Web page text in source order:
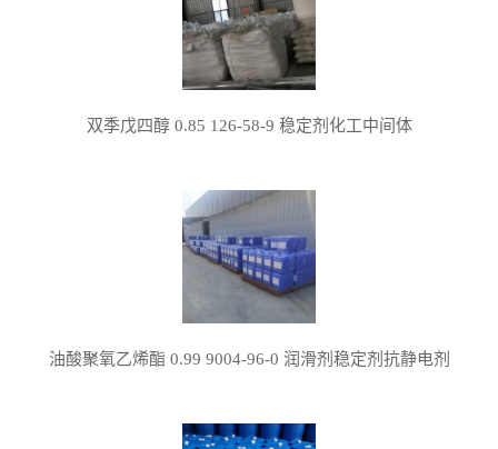
双季戊四醇 0.85 126-58-9 稳定剂化工中间体
油酸聚氧乙烯酯 0.99 9004-96-0 润滑剂稳定剂抗静电剂